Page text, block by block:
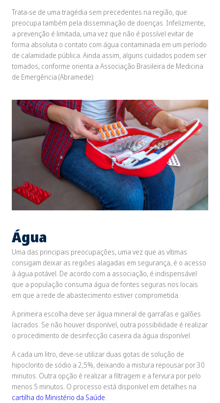
Trata-se de uma tragédia sem precedentes na região, que
preocupa também pela disseminação de doenças. Infelizmente,
a prevenção é limitada, uma vez que não é possível evitar de
forma absoluta o contato com água contaminada em um período
de calamidade pública. Ainda assim, alguns cuidados podem ser
tomados, conforme orienta a Associação Brasileira de Medicina
de Emergência (Abramede):
Água
Uma das principais preocupações, uma vez que as vítimas
consigam deixar as regiões alagadas em segurança, é o acesso
à água potável. De acordo com a associação, é indispensável
que a população consuma água de fontes seguras nos locais
em que a rede de abastecimento estiver comprometida.
A primeira escolha deve ser água mineral de garrafas e galões
lacrados. Se não houver disponível, outra possibilidade é realizar
o procedimento de desinfecção caseira da água disponível.
A cada um litro, deve-se utilizar duas gotas de solução de
hipoclorito de sódio a 2,5%, deixando a mistura repousar por 30
minutos. Outra opção é realizar a filtragem e a fervura por pelo
menos 5 minutos. O processo está disponível em detalhes na
cartilha do Ministério da Saúde